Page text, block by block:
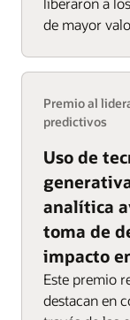
de mayor
Premio al
predictivos
Uso de
analítica
toma de
impacto
Este premio
destacan en